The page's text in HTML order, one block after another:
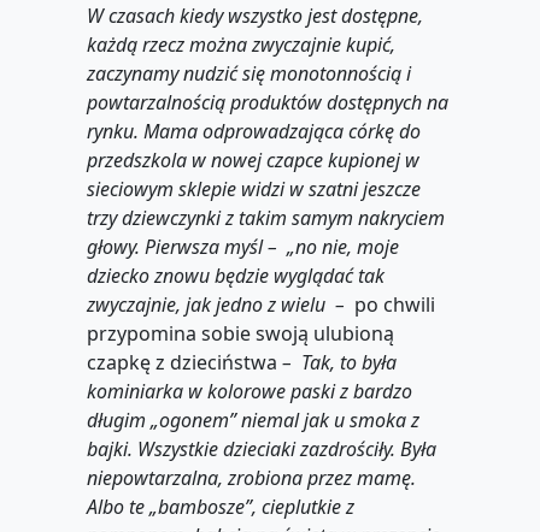
W czasach kiedy wszystko jest dostępne,
każdą rzecz można zwyczajnie kupić,
zaczynamy nudzić się monotonnością i
powtarzalnością produktów dostępnych na
rynku. Mama odprowadzająca córkę do
przedszkola w nowej czapce kupionej w
sieciowym sklepie widzi w szatni jeszcze
trzy dziewczynki z takim samym nakryciem
głowy. Pierwsza myśl – „no nie, moje
dziecko znowu będzie wyglądać tak
zwyczajnie, jak jedno z wielu – po chwili
przypomina sobie swoją ulubioną
czapkę z dzieciństwa – Tak, to była
kominiarka w kolorowe paski z bardzo
długim „ogonem” niemal jak u smoka z
bajki. Wszystkie dzieciaki zazdrościły. Była
niepowtarzalna, zrobiona przez mamę.
Albo te „bambosze”, cieplutkie z